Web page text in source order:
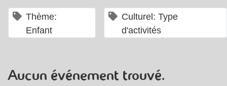
Thème:
Enfant
Culturel: Type
d'activités
Aucun événement trouvé.